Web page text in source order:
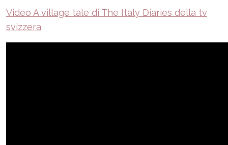
Video A village tale di The Italy Diaries della tv
svizzera